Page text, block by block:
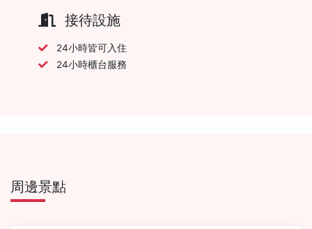
接待設施
24小時皆可入住
24小時櫃台服務
周邊景點